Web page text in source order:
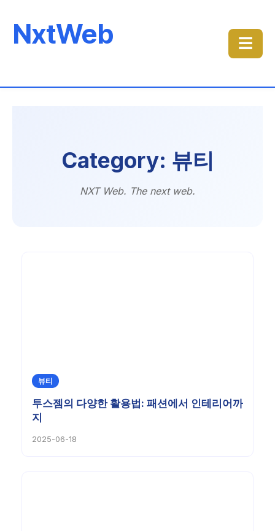
NxtWeb ☰
Category: 뷰티
NXT Web. The next web.
뷰티
투스젬의 다양한 활용법: 패션에서 인테리어까
지
2025-06-18